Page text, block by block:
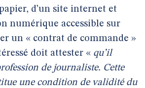
d’un site internet et
numérique accessible sur
un « contrat de commande »
doit attester « qu’il
de journaliste. Cette
une condition de validité du